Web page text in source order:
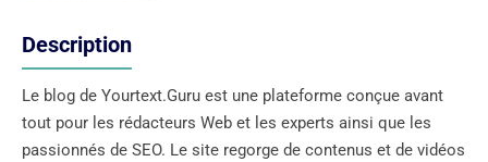
Description
Le blog de Yourtext.Guru est une plateforme conçue avant
tout pour les rédacteurs Web et les experts ainsi que les
passionnés de SEO. Le site regorge de contenus et de vidéos